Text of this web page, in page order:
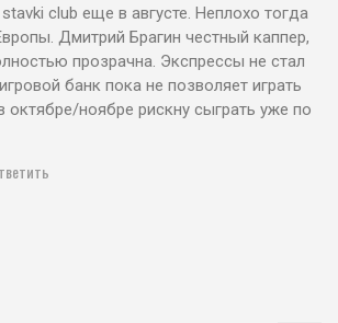
club еще в августе. Неплохо тогда
Дмитрий Брагин честный каппер,
прозрачна. Экспрессы не стал
банк пока не позволяет играть
ноябре рискну сыграть уже по